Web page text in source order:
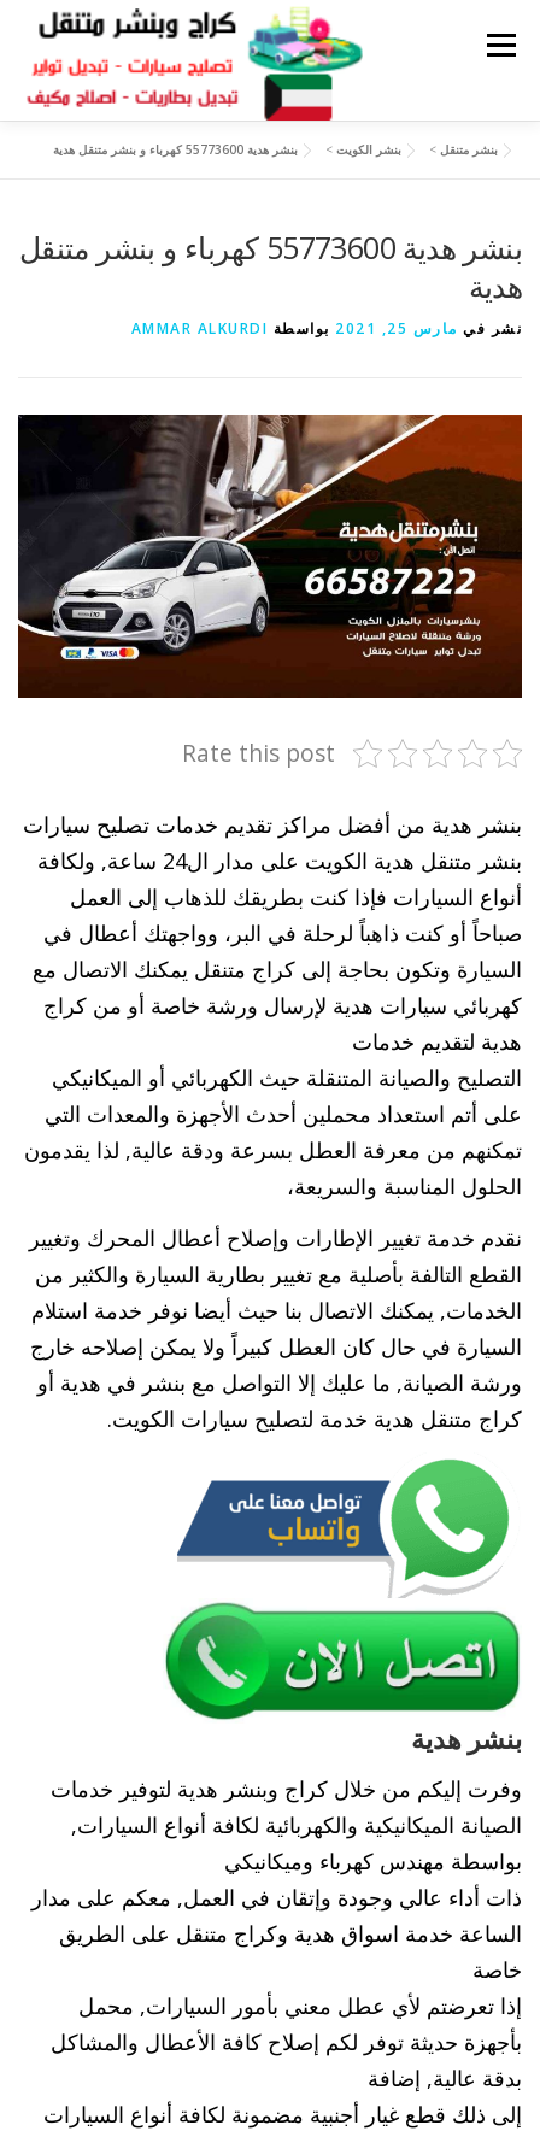
القائمة
بنشر متنقل سكراب قطع غيار
بنشر متنقل > بنشر الكويت > بنشر هدية 55773600 كهرباء و بنشر متنقل هدية
بنشر هدية 55773600 كهرباء و بنشر متنقل
هدية
نشر في مارس 25, 2021 بواسطة AMMAR ALKURDI
Rate this post
بنشر هدية من أفضل مراكز تقديم خدمات تصليح سيارات
بنشر متنقل هدية الكويت على مدار ال24 ساعة, ولكافة
أنواع السيارات فإذا كنت بطريقك للذهاب إلى العمل
صباحاً أو كنت ذاهباً لرحلة في البر، وواجهتك أعطال في
السيارة وتكون بحاجة إلى كراج متنقل يمكنك الاتصال مع
كهربائي سيارات هدية لإرسال ورشة خاصة أو من كراج
هدية لتقديم خدمات
التصليح والصيانة المتنقلة حيث الكهربائي أو الميكانيكي
على أتم استعداد محملين أحدث الأجهزة والمعدات التي
تمكنهم من معرفة العطل بسرعة ودقة عالية, لذا يقدمون
الحلول المناسبة والسريعة،
نقدم خدمة تغيير الإطارات وإصلاح أعطال المحرك وتغيير
القطع التالفة بأصلية مع تغيير بطارية السيارة والكثير من
الخدمات, يمكنك الاتصال بنا حيث أيضا نوفر خدمة استلام
السيارة في حال كان العطل كبيراً ولا يمكن إصلاحه خارج
ورشة الصيانة, ما عليك إلا التواصل مع بنشر في هدية أو
كراج متنقل هدية خدمة لتصليح سيارات الكويت.
بنشر هدية
وفرت إليكم من خلال كراج وبنشر هدية لتوفير خدمات
الصيانة الميكانيكية والكهربائية لكافة أنواع السيارات,
بواسطة مهندس كهرباء وميكانيكي
ذات أداء عالي وجودة وإتقان في العمل, معكم على مدار
الساعة خدمة اسواق هدية وكراج متنقل على الطريق
خاصة
إذا تعرضتم لأي عطل معني بأمور السيارات, محمل
بأجهزة حديثة توفر لكم إصلاح كافة الأعطال والمشاكل
بدقة عالية, إضافة
إلى ذلك قطع غيار أجنبية مضمونة لكافة أنواع السيارات